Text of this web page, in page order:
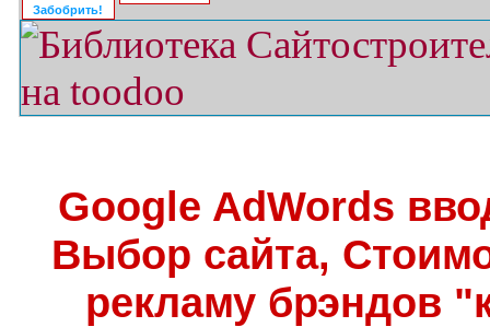
Забобрить!
Google AdWords
Выбор сайта,
рекламу брэндов